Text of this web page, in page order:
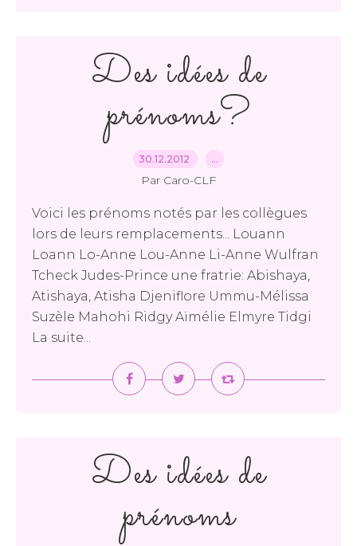
Des idées de
prénoms?
30.12.2012 …
Par Caro-CLF
Voici les prénoms notés par les collègues
lors de leurs remplacements... Louann
Loann Lo-Anne Lou-Anne Li-Anne Wulfran
Tcheck Judes-Prince une fratrie: Abishaya,
Atishaya, Atisha Djeniflore Ummu-Mélissa
Suzèle Mahohi Ridgy Aïmélie Elmyre Tidgi
La suite...
Des idées de
prénoms